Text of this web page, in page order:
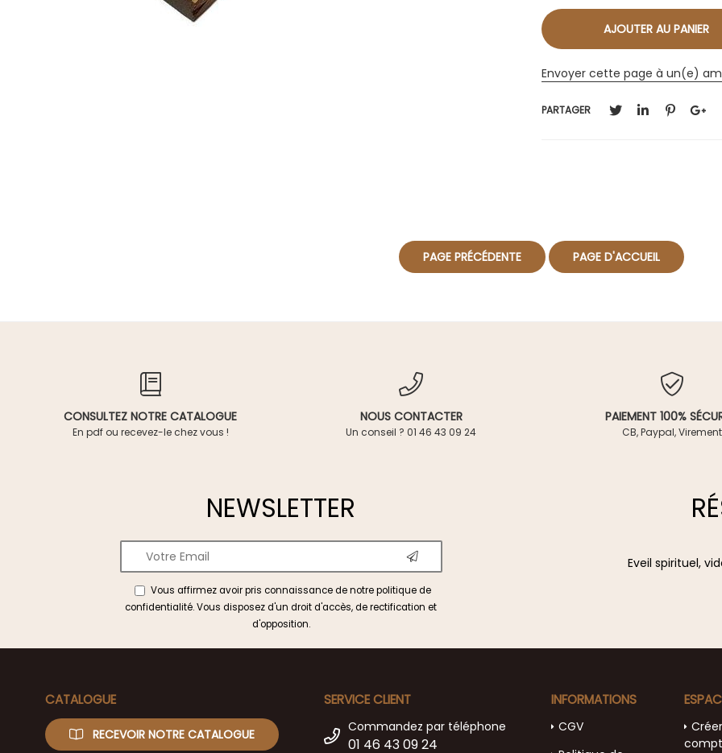
Envoyer cette page à un(e)
PARTAGER
CONSULTEZ NOTRE CATALOGUE
En pdf ou recevez-le chez vous !
NOUS CONTACTER
Un conseil ? 01 46 43 09 24
PAIEMENT 100%
CB, Paypal, Virement
NEWSLETTER
Vous affirmez avoir pris connaissance de notrepolitique de
confidentialité. Vous disposez d'un droit d'accès, de rectification et
d'opposition.
Eveil spirituel,
CATALOGUE
RECEVOIR NOTRE CATALOGUE
SERVICE CLIENT
Commandez par téléphone
01 46 43 09 24
INFORMATIONS
CGV